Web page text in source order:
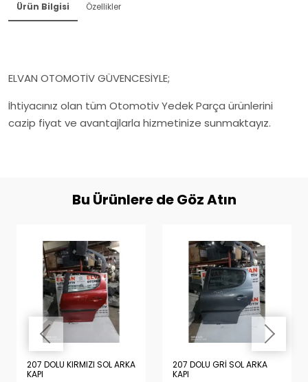
Ürün Bilgisi Özellikler
ELVAN OTOMOTİV GÜVENCESİYLE;
İhtiyacınız olan tüm Otomotiv Yedek Parça ürünlerini
cazip fiyat ve avantajlarla hizmetinize sunmaktayız.
Bu Ürünlere de Göz Atın
207 DOLU KIRMIZI SOL ARKA
KAPI
207 DOLU GRİ SOL ARKA
KAPI